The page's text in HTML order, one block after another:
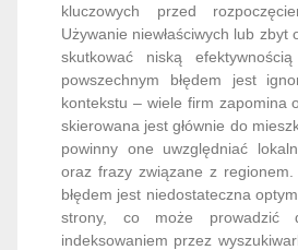
kluczowych przed
Używanie niewłaściwych lub zbyt
skutkować niską
powszechnym błędem jest
kontekstu – wiele firm zapomina
skierowana jest głównie do
powinny one uwzględniać
oraz frazy związane z regionem.
błędem jest niedostateczna
strony, co może prowadzić
indeksowaniem przez